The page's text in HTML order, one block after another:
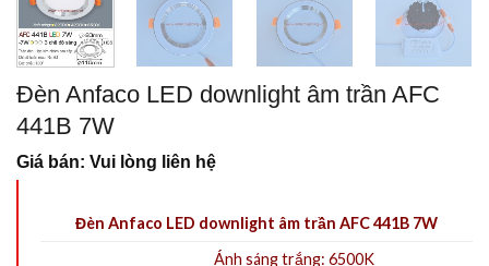
Đèn Anfaco LED downlight âm trần AFC
441B 7W
Giá bán: Vui lòng liên hệ
Đèn Anfaco LED downlight âm trần AFC 441B 7W
Ánh sáng trắng: 6500K